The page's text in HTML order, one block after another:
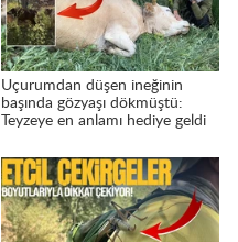
Uçurumdan düşen ineğinin
başında gözyaşı dökmüştü:
Teyzeye en anlamı hediye geldi